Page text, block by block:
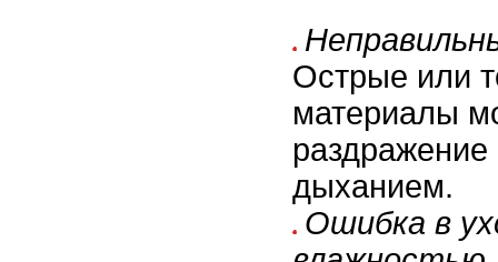
Острые или
материалы
дыханием.
Ошибка в